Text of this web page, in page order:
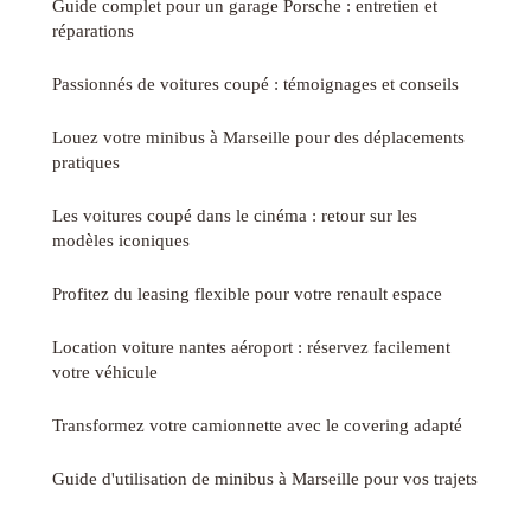
Guide complet pour un garage Porsche : entretien et
réparations
Passionnés de voitures coupé : témoignages et conseils
Louez votre minibus à Marseille pour des déplacements
pratiques
Les voitures coupé dans le cinéma : retour sur les
modèles iconiques
Profitez du leasing flexible pour votre renault espace
Location voiture nantes aéroport : réservez facilement
votre véhicule
Transformez votre camionnette avec le covering adapté
Guide d'utilisation de minibus à Marseille pour vos trajets